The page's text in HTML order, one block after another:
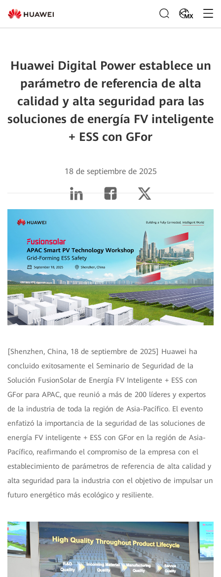
MX
Huawei Digital Power establece un
parámetro de referencia de alta
calidad y alta seguridad para las
soluciones de energía FV inteligente
+ ESS con GFor
18 de septiembre de 2025
[Shenzhen, China, 18 de septiembre de 2025] Huawei ha
concluido exitosamente el Seminario de Seguridad de la
Solución FusionSolar de Energía FV Inteligente + ESS con
GFor para APAC, que reunió a más de 200 líderes y expertos
de la industria de toda la región de Asia-Pacífico. El evento
enfatizó la importancia de la seguridad de las soluciones de
energía FV inteligente + ESS con GFor en la región de Asia-
Pacífico, reafirmando el compromiso de la empresa con el
establecimiento de parámetros de referencia de alta calidad y
alta seguridad para la industria con el objetivo de impulsar un
futuro energético más ecológico y resiliente.